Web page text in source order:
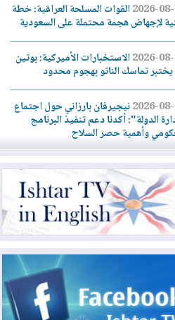
2026-القوات المسلحة العراقية: خطة
لإجهاض هجمة محتملة على السعودية
2026-الاستخبارات الأميركية: بوتين
تماسك الناتو بهجوم محدود
2026-نيجيرفان بارزاني حول اجتماع
الدولة": أكدنا دعم تنفيذ البرنامج
وأهمية حصر السلاح
ائتلاف ادارة الدولة: من
بسلوك يهدد امن البلاد خارجون عن
يجب محاربتهم
بعد هجومين قرب باب المندب..
2026-مئات القاصرين بلا مأوى.. أزمة
وتضغط على مدريد